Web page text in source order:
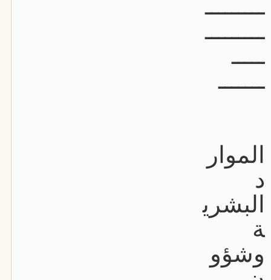
ـــــــــ
ـــــــــ
ـــــ
ـــــــ
الموار
د
البشري
ة
وشؤو